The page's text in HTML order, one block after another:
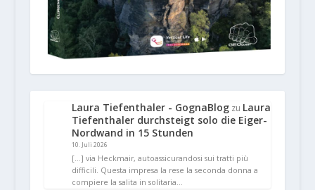
Laura Tiefenthaler - GognaBlogzu Laura
Tiefenthaler durchsteigt solo die Eiger-
Nordwand in 15 Stunden
10. Juli 2026
[…] via Heckmair, autoassicurandosi sui tratti più
difficili. Questa impresa la rese la seconda donna a
compiere la salita in solitaria…